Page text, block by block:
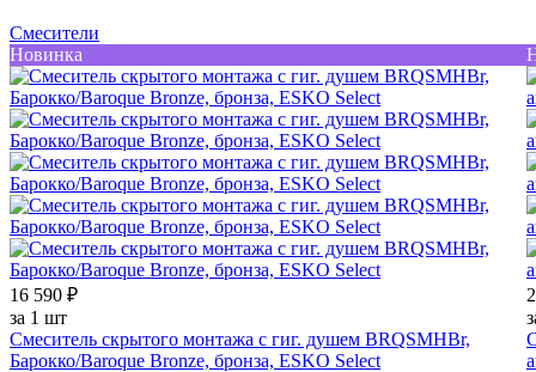
Смесители
Новинка
16 590 ₽
за 1 шт
Смеситель скрытого монтажа с гиг. душем BRQSMHBr,
Барокко/Baroque Bronze, бронза, ESKO Select